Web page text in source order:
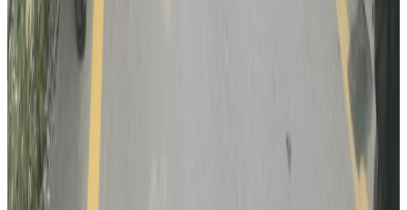
पाकिस्तानको ब्रोड पिकमा हिमपहिरो: बेपत्तामध्ये २
जनाको शव फेला
२०२६ अगस्ट १
कुवेतमा ड्रोन आक्रमणमा नेपालीको मृत्यु, मध्यपूर्व
तनावमा ज्यान गुमाउने नेपालीको संख्या दुई